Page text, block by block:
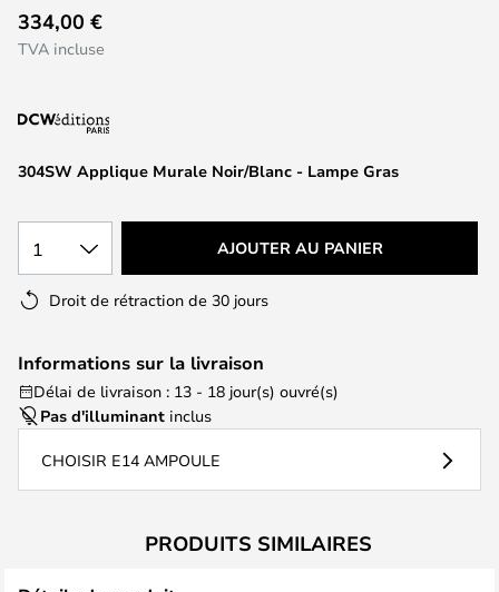
to
the
of
images
304SW Applique Murale Noir/Blanc - Lampe Gras
334,00 €
TVA incluse
1 AJOUTER AU PANIER
Droit de rétraction de 30 jours
Informations sur la livraison
Délai de livraison : 13 - 18 jour(s) ouvré(s)
Pas d'illuminant inclus
CHOISIR E14 AMPOULE
PRODUITS SIMILAIRES